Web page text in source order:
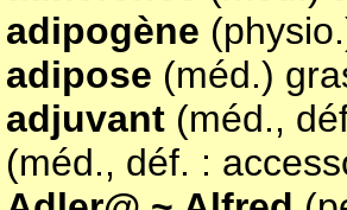
adipogène
adipose (méd.)
adjuvant (méd.,
(méd., déf. :